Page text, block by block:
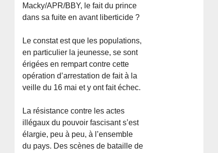
Macky/APR/BBY, le fait du prince
dans sa fuite en avant liberticide ?
Le constat est que les populations,
en particulier la jeunesse, se sont
érigées en rempart contre cette
opération d’arrestation de fait à la
veille du 16 mai et y ont fait échec.
La résistance contre les actes
illégaux du pouvoir fascisant s’est
élargie, peu à peu, à l’ensemble
du pays. Des scènes de bataille de